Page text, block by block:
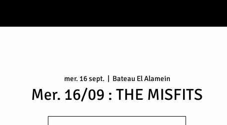
mer. 16 sept.
  |
Bateau El Alamein
Mer. 16/09 : THE MISFITS